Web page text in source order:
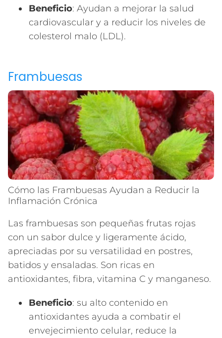
Beneficio: Ayudan a mejorar la salud
cardiovascular y a reducir los niveles de
colesterol malo (LDL).
Frambuesas
Cómo las Frambuesas Ayudan a Reducir la
Inflamación Crónica
Las frambuesas son pequeñas frutas rojas
con un sabor dulce y ligeramente ácido,
apreciadas por su versatilidad en postres,
batidos y ensaladas. Son ricas en
antioxidantes, fibra, vitamina C y manganeso.
Beneficio: su alto contenido en
antioxidantes ayuda a combatir el
envejecimiento celular, reduce la